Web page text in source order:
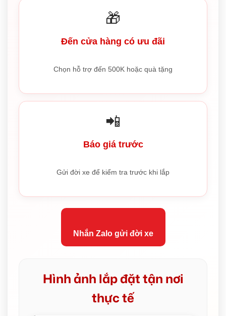
🎁
Đến cửa hàng có ưu đãi
Chọn hỗ trợ đến 500K hoặc quà tặng
📲
Báo giá trước
Gửi đời xe để kiểm tra trước khi lắp
Nhắn Zalo gửi đời xe
Hình ảnh lắp đặt tận nơi
thực tế